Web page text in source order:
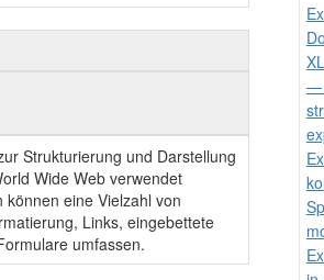
Strukturierung und Darstellung
Wide Web verwendet
eine Vielzahl von
Links, eingebettete
umfassen.
—